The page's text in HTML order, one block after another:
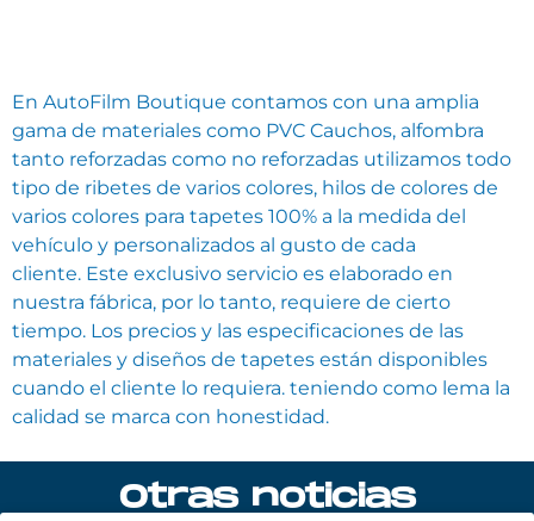
En AutoFilm Boutique contamos con una amplia
gama de materiales como PVC Cauchos, alfombra
tanto reforzadas como no reforzadas utilizamos todo
tipo de ribetes de varios colores, hilos de colores de
varios colores para tapetes 100% a la medida del
vehículo y personalizados al gusto de cada
cliente. Este exclusivo servicio es elaborado en
nuestra fábrica, por lo tanto, requiere de cierto
tiempo. Los precios y las especificaciones de las
materiales y diseños de tapetes están disponibles
cuando el cliente lo requiera. teniendo como lema la
calidad se marca con honestidad.
Otras noticias